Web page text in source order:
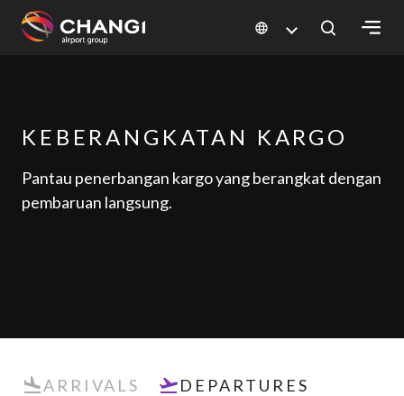
Changi
Language
KEBERANGKATAN KARGO
Pantau penerbangan kargo yang berangkat dengan
pembaruan langsung.
ARRIVALS DEPARTURES